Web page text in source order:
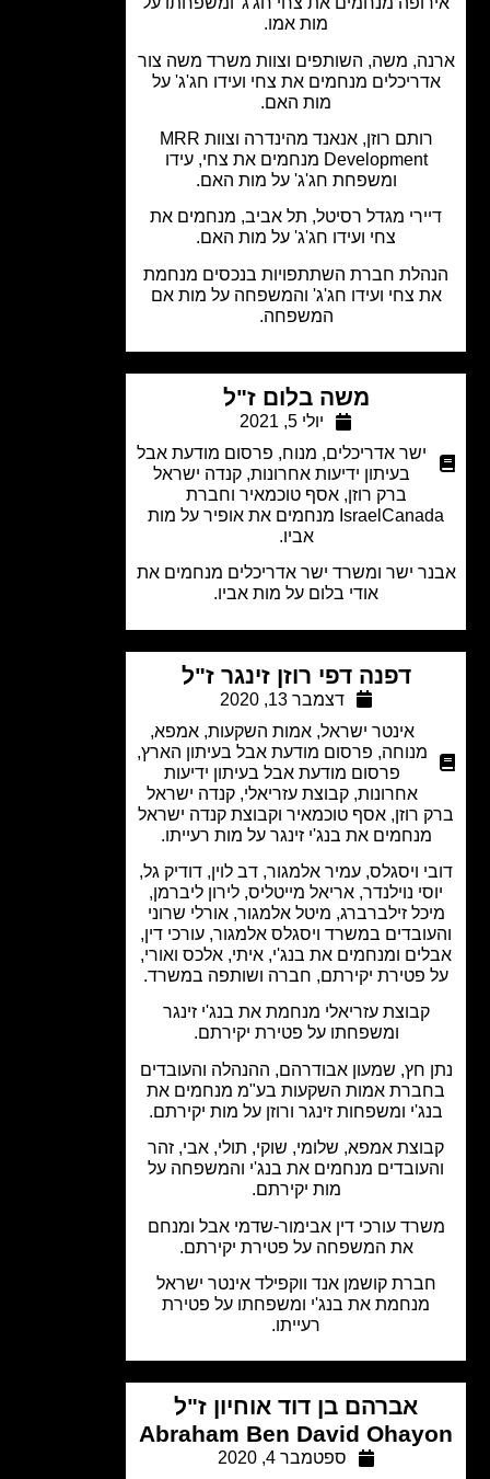
מות אמו.
משה, השותפים וצוות משרד משה צור
מנחמים את צחי ועידו חג'ג' על
מות האם.
רותם רוזן, אנאנד מהינדרה וצוות MRR
Development מנחמים את צחי, עידו
ומשפחת חג'ג' על מות האם.
מגדל רסיטל, תל אביב, מנחמים את
צחי ועידו חג'ג' על מות האם.
חברת השתתפויות בנכסים מנחמת
צחי ועידו חג'ג' והמשפחה על מות אם
המשפחה.
משה בלום ז"ל
ישר אדריכלים,מנוח,פרסום מודעת אבל
בעיתון ידיעות אחרונות,קנדה ישראל
ברק רוזן, אסף טוכמאיר וחברת
IsraelCanada מנחמים את אופיר על מות
ישר ומשרד ישר אדריכלים מנחמים את
אודי בלום על מות אביו.
דפנה דפי רוזן זינגר ז"ל
דצמבר 13, 2020
אינטר ישראל, אמות השקעות,אמפא,
מנוחה
פרסום מודעת אבל בעיתון הארץ,
פרסום מודעת אבל בעיתון ידיעות
אחרונות,קבוצת עזריאלי ,קנדה ישראל
רוזן, אסף טוכמאיר וקבוצת קנדה ישראל
מנחמים את בנג'י זינגר על מות רעייתו.
ויסגלס, עמיר אלמגור, דב לוין, דודיק גל,
נוילנדר, אריאל מייטליס, לירון ליברמן,
זילברברג, מיטל אלמגור, אורלי שרוני
במשרד ויסגלס אלמגור, עורכי דין,
ומנחמים את בנג'י, איתי, אלכס ואורי,
פטירת יקירתם, חברה ושותפה במשרד.
קבוצת עזריאלי מנחמת את בנג'י זינגר
ומשפחתו על פטירת יקירתם.
חץ, שמעון אבודרהם, ההנהלה והעובדים
אמות השקעות בע"מ מנחמים את
ומשפחות זינגר ורוזן על מות יקירתם.
אמפא, שלומי, שוקי, תולי, אבי, זהר
מנחמים את בנג'י והמשפחה על
מות יקירתם.
עורכי דין אבימור-שדמי אבל ומנחם
את המשפחה על פטירת יקירתם.
קושמן אנד ווקפילד אינטר ישראל
מנחמת את בנג'י ומשפחתו על פטירת
אברהם בן דוד אוחיון ז"ל
Abraham Ben David
ספטמבר 4, 2020